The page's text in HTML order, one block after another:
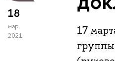
18
мар
2021
17
группы